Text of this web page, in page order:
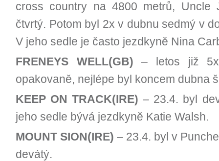
cross country na 4800 metrů, Uncle
čtvrtý. Potom byl 2x v dubnu sedmý v
V jeho sedle je často jezdkyně Nina
FRENEYS WELL(GB) – letos již 5x
opakovaně, nejlépe byl koncem dubna
KEEP ON TRACK(IRE) – 23.4. byl
jeho sedle bývá jezdkyně Katie Walsh.
MOUNT SION(IRE) – 23.4. byl v
devátý.